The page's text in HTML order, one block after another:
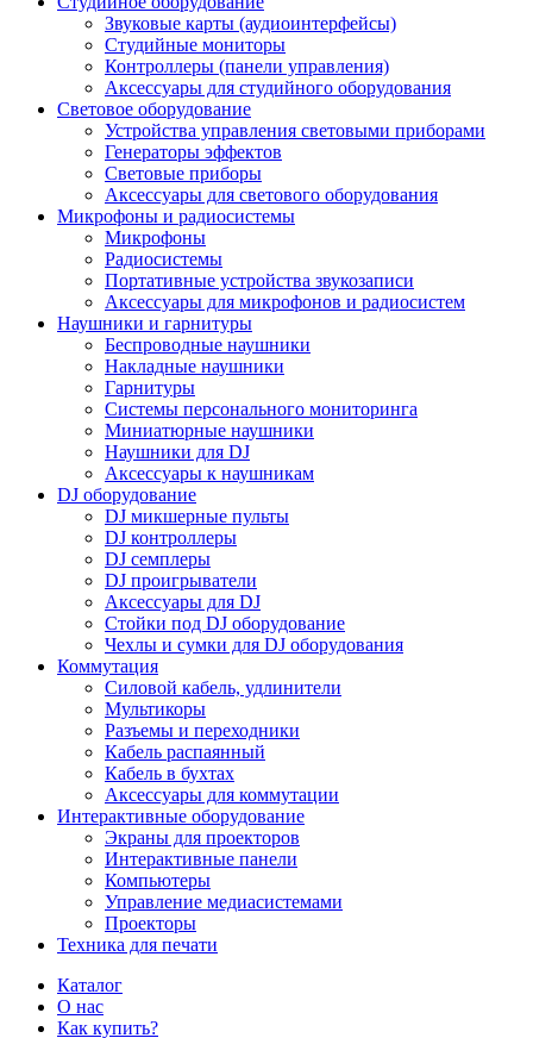
Звуковые карты (аудиоинтерфейсы)
Студийные мониторы
Контроллеры (панели управления)
Аксессуары для студийного оборудования
Световое оборудование
Устройства управления световыми приборами
Генераторы эффектов
Световые приборы
Аксессуары для светового оборудования
Микрофоны и радиосистемы
Микрофоны
Радиосистемы
Портативные устройства звукозаписи
Аксессуары для микрофонов и радиосистем
Наушники и гарнитуры
Беспроводные наушники
Накладные наушники
Гарнитуры
Системы персонального мониторинга
Миниатюрные наушники
Наушники для DJ
Аксессуары к наушникам
DJ оборудование
DJ микшерные пульты
DJ контроллеры
DJ семплеры
DJ проигрыватели
Аксессуары для DJ
Стойки под DJ оборудование
Чехлы и сумки для DJ оборудования
Коммутация
Силовой кабель, удлинители
Мультикоры
Разъемы и переходники
Кабель распаянный
Кабель в бухтах
Аксессуары для коммутации
Интерактивные оборудование
Экраны для проекторов
Интерактивные панели
Компьютеры
Управление медиасистемами
Проекторы
Техника для печати
Каталог
О нас
Как купить?